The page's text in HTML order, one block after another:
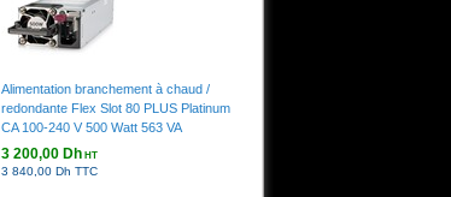
Alimentation branchement à chaud /
redondante Flex Slot 80 PLUS Platinum
CA 100-240 V 500 Watt 563 VA
3 200,00 DhHT
3 840,00 Dh TTC